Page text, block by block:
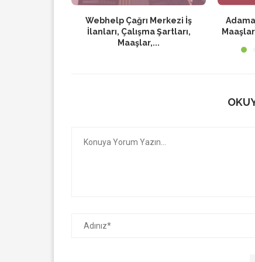
Webhelp Çağrı Merkezi İş
İlanları, Çalışma Şartları,
Maaşlar,...